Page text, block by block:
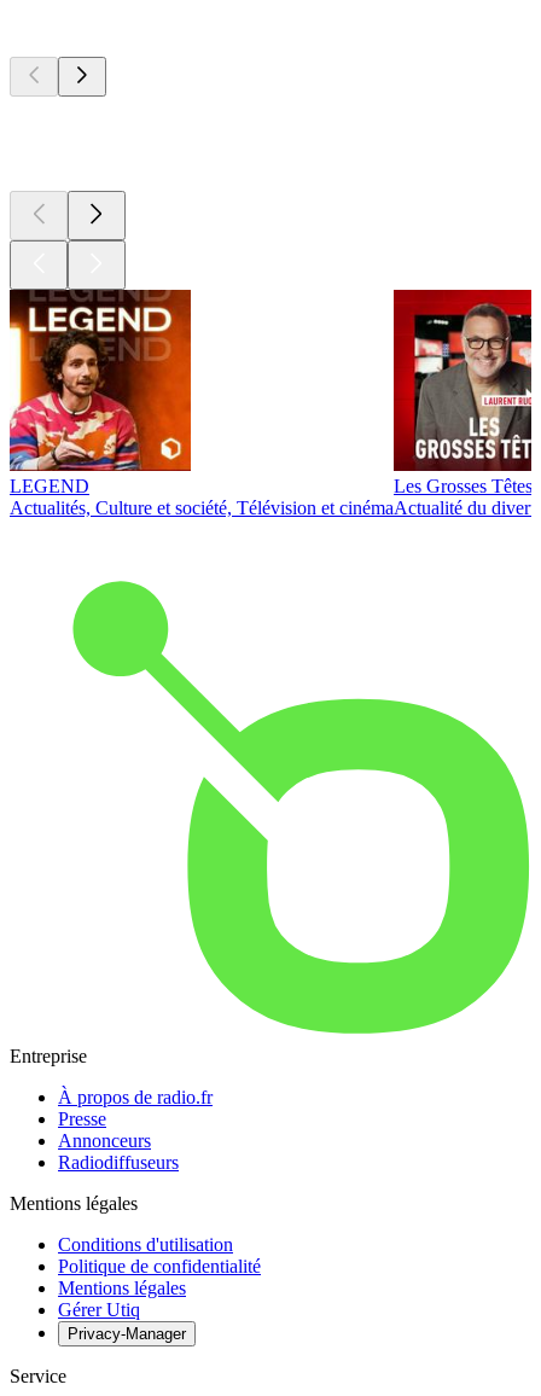
LEGEND
Actualités, Culture et société, Télévision et cinéma
Les Grosses Têtes
Actualité du
Entreprise
À propos de radio.fr
Presse
Annonceurs
Radiodiffuseurs
Mentions légales
Conditions d'utilisation
Politique de confidentialité
Mentions légales
Gérer Utiq
Privacy-Manager
Service